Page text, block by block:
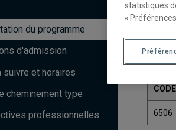
du programme
d'admission
suivre et horaires
cheminement type
professionnelles
CODE
6506
statistiques
« Préférences